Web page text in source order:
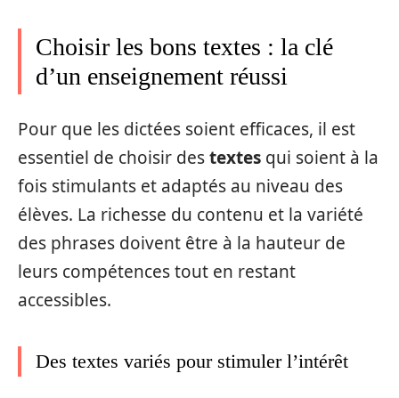
Choisir les bons textes : la clé
d’un enseignement réussi
Pour que les dictées soient efficaces, il est
essentiel de choisir destextes qui soient à la
fois stimulants et adaptés au niveau des
élèves. La richesse du contenu et la variété
des phrases doivent être à la hauteur de
leurs compétences tout en restant
accessibles.
Des textes variés pour stimuler l’intérêt